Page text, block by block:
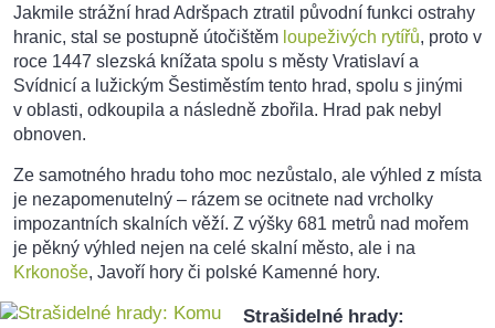
Jakmile strážní hrad Adršpach ztratil původní funkci ostrahy
hranic, stal se postupně útočištěm loupeživých rytířů, proto v
roce 1447 slezská knížata spolu s městy Vratislaví a
Svídnicí a lužickým Šestiměstím tento hrad, spolu s jinými
v oblasti, odkoupila a následně zbořila. Hrad pak nebyl
obnoven.
Ze samotného hradu toho moc nezůstalo, ale výhled z místa
je nezapomenutelný – rázem se ocitnete nad vrcholky
impozantních skalních věží. Z výšky 681 metrů nad mořem
je pěkný výhled nejen na celé skalní město, ale i na
Krkonoše, Javoří hory či polské Kamenné hory.
Strašidelné hrady: